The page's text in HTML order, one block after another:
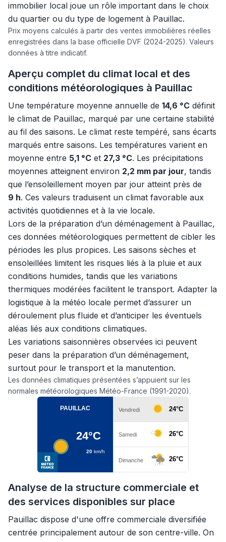
immobilier local joue un rôle important dans le choix
du quartier ou du type de logement à Pauillac.
Prix moyens calculés à partir des ventes immobilières réelles
enregistrées dans la base officielle DVF (2024-2025). Valeurs
données à titre indicatif.
Aperçu complet du climat local et des
conditions météorologiques à Pauillac
Une température moyenne annuelle de 14,6 °C définit
le climat de Pauillac, marqué par une certaine stabilité
au fil des saisons. Le climat reste tempéré, sans écarts
marqués entre saisons. Les températures varient en
moyenne entre 5,1 °C et 27,3 °C. Les précipitations
moyennes atteignent environ 2,2 mm par jour, tandis
que l’ensoleillement moyen par jour atteint près de
9 h. Ces valeurs traduisent un climat favorable aux
activités quotidiennes et à la vie locale.
Lors de la préparation d’un déménagement à Pauillac,
ces données météorologiques permettent de cibler les
périodes les plus propices. Les saisons sèches et
ensoleillées limitent les risques liés à la pluie et aux
conditions humides, tandis que les variations
thermiques modérées facilitent le transport. Adapter la
logistique à la météo locale permet d’assurer un
déroulement plus fluide et d’anticiper les éventuels
aléas liés aux conditions climatiques.
Les variations saisonnières observées ici peuvent
peser dans la préparation d’un déménagement,
surtout pour le transport et la manutention.
Les données climatiques présentées s’appuient sur les
normales météorologiques Météo-France (1991-2020).
Analyse de la structure commerciale et
des services disponibles sur place
Pauillac dispose d'une offre commerciale diversifiée
centrée principalement autour de son centre-ville. On